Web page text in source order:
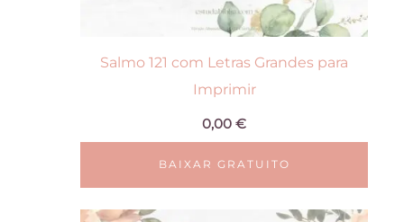
Salmo 121 com Letras Grandes para
Imprimir
0,00€
BAIXAR GRATUITO